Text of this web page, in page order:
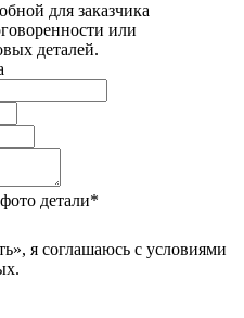
для заказчика
или
деталей.
детали*
я соглашаюсь с условиями